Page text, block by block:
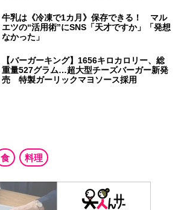
牛乳は《冷凍で1カ月》保存できる！ マル
エツの“活用術”にSNS「天才ですか」「発想
なかった」
【バーガーキング】1656キロカロリー、総
重量527グラム…超大型チーズバーガー新発
売 特製ガーリックマヨソース採用
食 料理